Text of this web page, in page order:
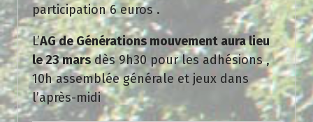
participation 6 euros .
L’AG de Générations mouvement aura lieu
le 23 marsdès 9h30 pour les adhésions ,
10h assemblée générale et jeux dans
l’après-midi